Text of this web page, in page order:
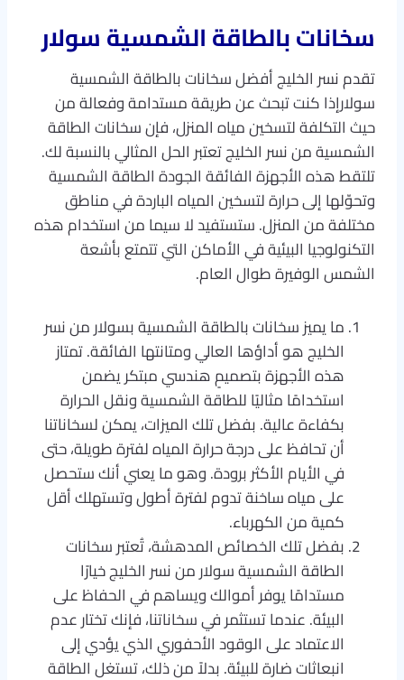
سخانات بالطاقة الشمسية سولار
تقدم نسر الخليج أفضل سخانات بالطاقة الشمسية
سولارإذا كنت تبحث عن طريقة مستدامة وفعالة من
حيث التكلفة لتسخين مياه المنزل، فإن سخانات الطاقة
الشمسية من نسر الخليج تعتبر الحل المثالي بالنسبة لك.
تلتقط هذه الأجهزة الفائقة الجودة الطاقة الشمسية
وتحوّلها إلى حرارة لتسخين المياه الباردة في مناطق
مختلفة من المنزل. ستستفيد لا سيما من استخدام هذه
التكنولوجيا البيئية في الأماكن التي تتمتع بأشعة
الشمس الوفيرة طوال العام.
ما يميز سخانات بالطاقة الشمسية بسولار من نسر
الخليج هو أداؤها العالي ومتانتها الفائقة. تمتاز
هذه الأجهزة بتصميمٍ هندسي مبتكر يضمن
استخدامًا مثاليًا للطاقة الشمسية ونقل الحرارة
بكفاءة عالية. بفضل تلك الميزات، يمكن لسخاناتنا
أن تحافظ على درجة حرارة المياه لفترة طويلة، حتى
في الأيام الأكثر برودة. وهو ما يعني أنك ستحصل
على مياه ساخنة تدوم لفترة أطول وتستهلك أقل
كمية من الكهرباء.
بفضل تلك الخصائص المدهشة، تُعتبر سخانات
الطاقة الشمسية سولار من نسر الخليج خيارًا
مستدامًا يوفر أموالك ويساهم في الحفاظ على
البيئة. عندما تستثمر في سخاناتنا، فإنك تختار عدم
الاعتماد على الوقود الأحفوري الذي يؤدي إلى
انبعاثات ضارة للبيئة. بدلاً من ذلك، تستغل الطاقة